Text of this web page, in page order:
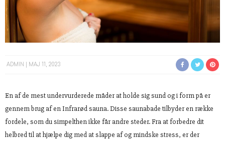
ADMIN MAJ 11, 2023
En af de mest undervurderede måder at holde sig sund og i form på er
gennem brug af en Infrarød sauna. Disse saunabade tilbyder en række
fordele, som du simpelthen ikke får andre steder. Fra at forbedre dit
helbred til at hjælpe dig med at slappe af og mindske stress, er der